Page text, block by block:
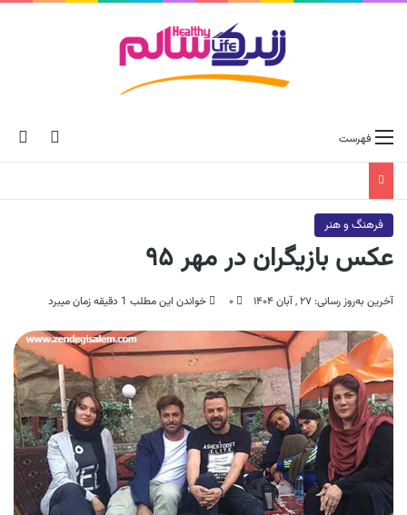
skin فهرست
فرهنگ و هنر
عکس بازیگران در مهر ۹۵
آخرین به‌روز رسانی: ۲۷ , آبان ۱۴۰۴ ۰ خواندن این مطلب 1 دقیقه زمان میبرد